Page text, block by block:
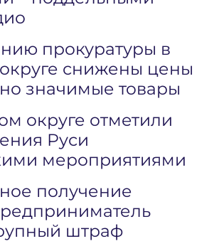
прокуратуры в
снижены цены
значимые товары
округе отметили
Руси
мероприятиями
получение
штраф